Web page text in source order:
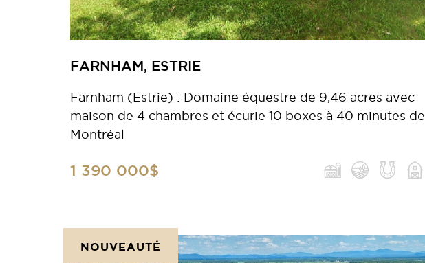
FARNHAM, ESTRIE
Farnham (Estrie) : Domaine équestre de 9,46 acres avec
maison de 4 chambres et écurie 10 boxes à 40 minutes de
Montréal
1 390 000$
NOUVEAUTÉ